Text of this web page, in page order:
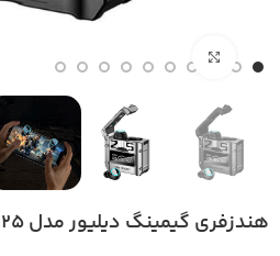
بزرگنمایی تصویر
هندزفری گیمینگ دیلیور مدل M25